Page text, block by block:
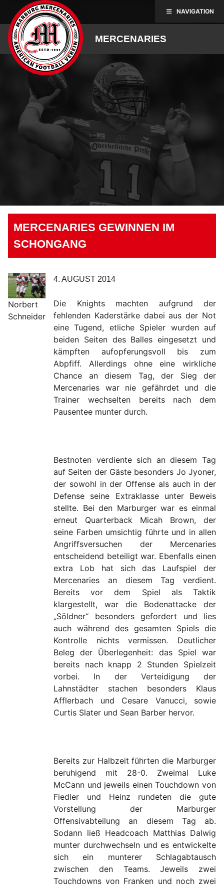
content
MERCENARIES
MERCENARIES GEWINNEN IM
SCHONGANG
Norbert
Schneider
4. AUGUST 2014
Die Knights machten aufgrund der
fehlenden Kaderstärke dabei aus der Not
eine Tugend, etliche Spieler wurden auf
beiden Seiten des Balles eingesetzt und
kämpften aufopferungsvoll bis zum
Abpfiff. Allerdings ohne eine wirkliche
Chance an diesem Tag, der Sieg der
Mercenaries war nie gefährdet und die
Trainer wechselten bereits nach dem
Pausentee munter durch.
Bestnoten verdiente sich an diesem Tag
auf Seiten der Gäste besonders Jo Jyoner,
der sowohl in der Offense als auch in der
Defense seine Extraklasse unter Beweis
stellte. Bei den Marburger war es einmal
erneut Quarterback Micah Brown, der
seine Farben umsichtig führte und in allen
Angriffsversuchen der Mercenaries
entscheidend beteiligt war. Ebenfalls einen
extra Lob hat sich das Laufspiel der
Mercenaries an diesem Tag verdient.
Bereits vor dem Spiel als Taktik
klargestellt, war die Bodenattacke der
„Söldner“ besonders gefordert und lies
auch während des gesamten Spiels die
Kontrolle nichts vermissen. Deutlicher
Beleg der Überlegenheit: das Spiel war
bereits nach knapp 2 Stunden Spielzeit
vorbei. In der Verteidigung der
Lahnstädter stachen besonders Klaus
Afflerbach und Cesare Vanucci, sowie
Curtis Slater und Sean Barber hervor.
Bereits zur Halbzeit führten die Marburger
beruhigend mit 28-0. Zweimal Luke
McCann und jeweils einen Touchdown von
Fiedler und Heinz rundeten die gute
Vorstellung der Marburger
Offensivabteilung an diesem Tag ab.
Sodann ließ Headcoach Matthias Dalwig
munter durchwechseln und es entwickelte
sich ein munterer Schlagabtausch
zwischen den Teams. Jeweils zwei
Touchdowns von Franken und noch zwei
NAVIGATION